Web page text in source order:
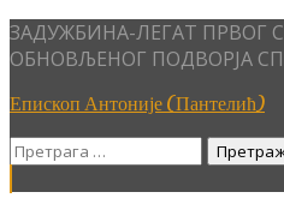
Skip
to
ЗАДУЖБИНА-ЛЕГАТ ПРВОГ
ОБНОВЉЕНОГ ПОДВОРЈА
Епископ Антоније (Пантелић)
Претрага